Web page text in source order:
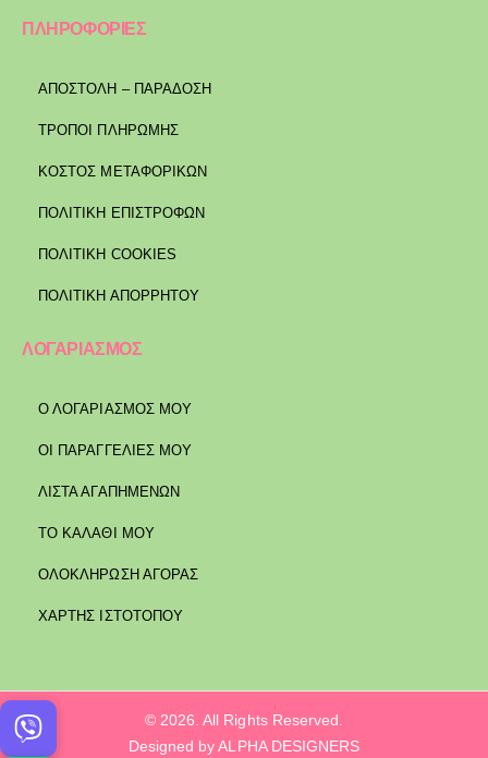
ΠΛΗΡΟΦΟΡΙΕΣ
ΑΠΟΣΤΟΛΉ – ΠΑΡΆΔΟΣΗ
ΤΡΌΠΟΙ ΠΛΗΡΩΜΉΣ
ΚΌΣΤΟΣ ΜΕΤΑΦΟΡΙΚΏΝ
ΠΟΛΙΤΙΚΉ ΕΠΙΣΤΡΟΦΏΝ
ΠΟΛΙΤΙΚΉ COOKIES
ΠΟΛΙΤΙΚΉ ΑΠΟΡΡΉΤΟΥ
ΛΟΓΑΡΙΑΣΜΟΣ
Ο ΛΟΓΑΡΙΑΣΜΟΣ ΜΟΥ
ΟΙ ΠΑΡΑΓΓΕΛΙΕΣ ΜΟΥ
ΛΙΣΤΑ ΑΓΑΠΗΜΕΝΩΝ
ΤΟ ΚΑΛΑΘΙ ΜΟΥ
ΟΛΟΚΛΗΡΩΣΗ ΑΓΟΡΑΣ
ΧΑΡΤΗΣ ΙΣΤΟΤΟΠΟΥ
© 2026. All Rights Reserved.
Designed by ALPHA DESIGNERS